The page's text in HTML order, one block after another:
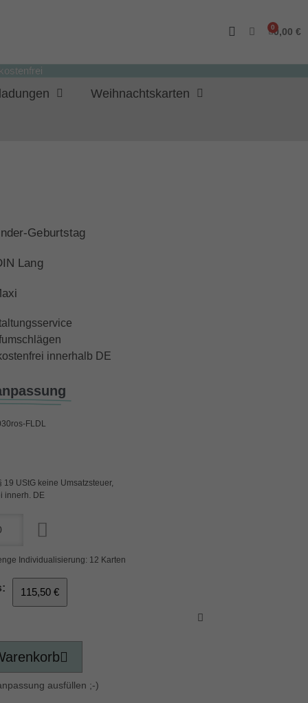
0,00 €
Weihnachtskarten
Geburtstag
Lang
innerhalb DE
FLDL
19 UStG keine Umsatzsteuer,
innerh. DE
Individualisierung: 12 Karten
115,50 €
ausfüllen ;-)